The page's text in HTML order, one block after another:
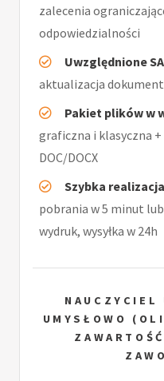
zalecenia
odpowiedzialności
Uwzględnione
aktualizacja
Pakiet plików w
graficzna i klasyczna
DOC/DOCX
Szybka
pobrania w 5 minut
wydruk, wysyłka w 24h
NAUCZYCIEL
UMYSŁOWO